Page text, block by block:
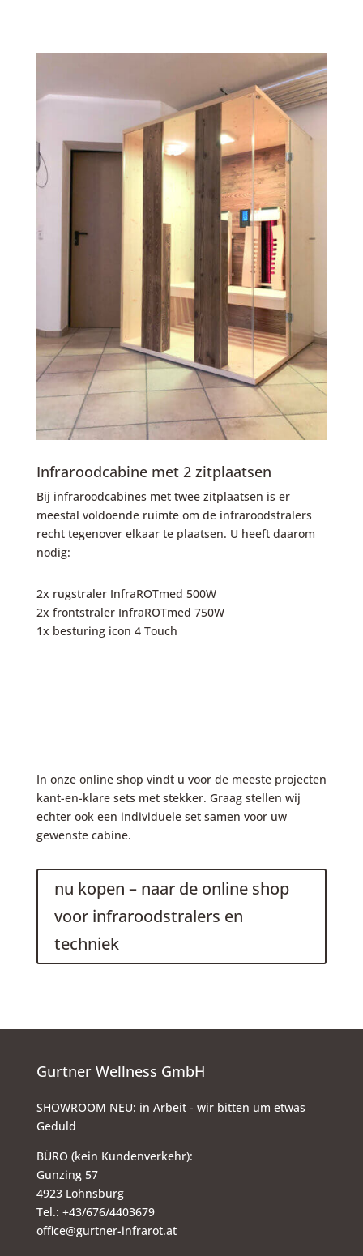
Infraroodcabine met 2 zitplaatsen
Bij infraroodcabines met twee zitplaatsen is er
meestal voldoende ruimte om de infraroodstralers
recht tegenover elkaar te plaatsen. U heeft daarom
nodig:
2x rugstraler InfraROTmed 500W
2x frontstraler InfraROTmed 750W
1x besturing icon 4 Touch
In onze online shop vindt u voor de meeste projecten
kant-en-klare sets met stekker. Graag stellen wij
echter ook een individuele set samen voor uw
gewenste cabine.
nu kopen – naar de online shop
voor infraroodstralers en
techniek
Gurtner Wellness GmbH
SHOWROOM NEU: in Arbeit - wir bitten um etwas
Geduld
BÜRO (kein Kundenverkehr):
Gunzing 57
4923 Lohnsburg
Tel.: +43/676/4403679
office@gurtner-infrarot.at